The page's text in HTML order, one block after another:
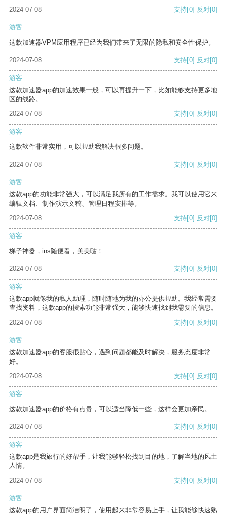
2024-07-08 支持[0] 反对[0]
游客
这款加速器VPM应用程序已经为我们带来了无限的隐私和安全性保护。
2024-07-08 支持[0] 反对[0]
游客
这款加速器app的加速效果一般，可以再提升一下，比如能够支持更多地
区的线路。
2024-07-08
支持[0] 反对[0]
游客
这款软件非常实用，可以帮助我解决很多问题。
2024-07-08 支持[0] 反对[0]
游客
这款app的功能非常强大，可以满足我所有的工作需求。我可以使用它来
编辑文档、制作演示文稿、管理日程安排等。
2024-07-08
支持[0] 反对[0]
游客
梯子神器，ins随便看，美美哒！
2024-07-08 支持[0] 反对[0]
游客
这款app就像我的私人助理，随时随地为我的办公提供帮助。我经常需要
查找资料，这款app的搜索功能非常强大，能够快速找到我需要的信息。
2024-07-08
支持[0] 反对[0]
游客
这款加速器app的客服很贴心，遇到问题都能及时解决，服务态度非常
好。
2024-07-08
支持[0] 反对[0]
游客
这款加速器app的价格有点贵，可以适当降低一些，这样会更加亲民。
2024-07-08 支持[0] 反对[0]
游客
这款app是我旅行的好帮手，让我能够轻松找到目的地，了解当地的风土
人情。
2024-07-08
支持[0] 反对[0]
游客
这款app的用户界面简洁明了，使用起来非常容易上手，让我能够快速熟